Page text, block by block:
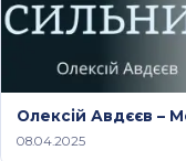
Олексій Авдєєв –
08.04.2025